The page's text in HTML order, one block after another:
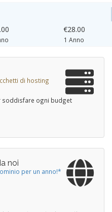
€28.00
1 Anno
di hosting
soddisfare ogni budget
noi
per un anno!*